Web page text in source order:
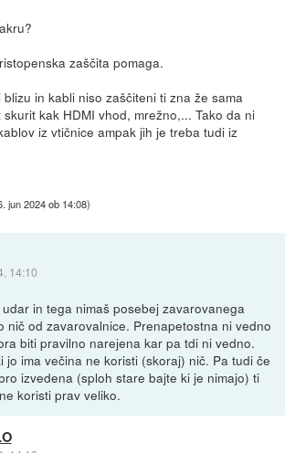
zaščita pomaga.
in kabli niso zaščiteni ti zna že sama
kak HDMI vhod, mrežno,... Tako da ni
iz vtičnice ampak jih je treba tudi iz
jun 2024 ob 14:08)
14:10
in tega nimaš posebej zavarovanega
nič od zavarovalnice. Prenapetostna ni vedno
biti pravilno narejena kar pa tdi ni vedno.
jo ima večina ne koristi (skoraj) nič. Pa tudi če
izvedena (sploh stare bajte ki je nimajo) ti
koristi prav veliko.